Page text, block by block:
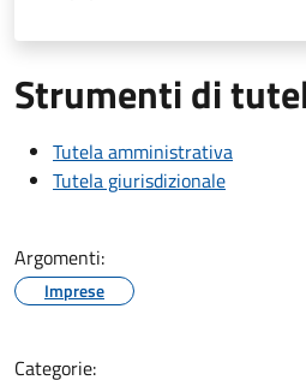
Strumenti di
Tutela amministrativa
Tutela giurisdizionale
Argomenti:
Imprese
Categorie: